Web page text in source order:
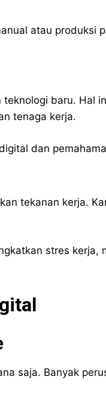
atau produksi
baru. Hal
tenaga kerja.
dan
tekanan kerja.
stres kerja,
saja. Banyak